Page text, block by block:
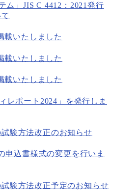
ム」JIS C 4412：2021発行
載いたしました
載いたしました
載いたしました
レポート2024」を発行しま
験方法改正のお知らせ
申込書様式の変更を行いま
験方法改正予定のお知らせ